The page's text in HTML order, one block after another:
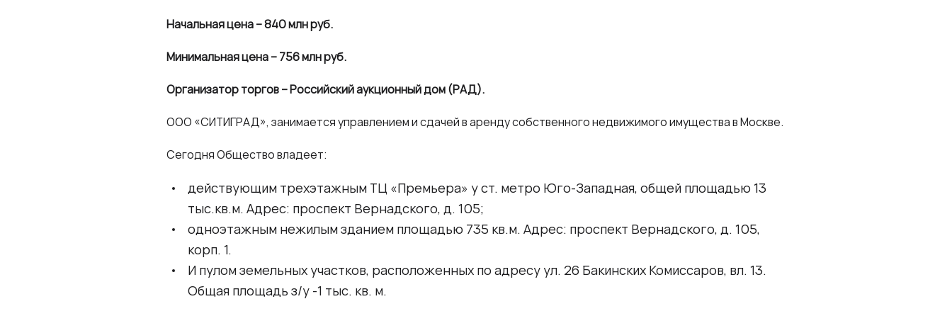
Начальная цена – 840 млн руб.
Минимальная цена – 756 млн руб.
Организатор торгов – Российский аукционный дом (РАД).
ООО «СИТИГРАД», занимается управлением и сдачей в аренду собственного недвижимого имущества в Москве.
Сегодня Общество владеет:
действующим трехэтажным ТЦ «Премьера» у ст. метро Юго-Западная, общей площадью 13
тыс.кв.м. Адрес: проспект Вернадского, д. 105;
одноэтажным нежилым зданием площадью 735 кв.м. Адрес: проспект Вернадского, д. 105,
корп. 1.
И пулом земельных участков, расположенных по адресу ул. 26 Бакинских Комиссаров, вл. 13.
Общая площадь з/у -1 тыс. кв. м.